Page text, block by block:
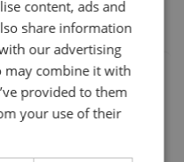
GERMAN
content, ads and
share information
our advertising
may combine it with
provided to them
your use of their